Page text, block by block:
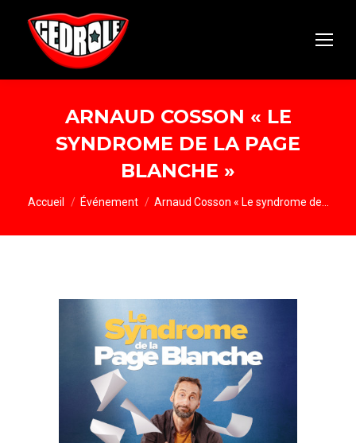
ARNAUD COSSON « LE
SYNDROME DE LA PAGE
BLANCHE »
Vous êtes ici :
Accueil Événement Arnaud Cosson « Le syndrome de…